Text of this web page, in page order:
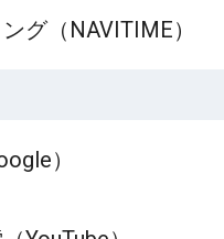
グ（NAVITIME）
）